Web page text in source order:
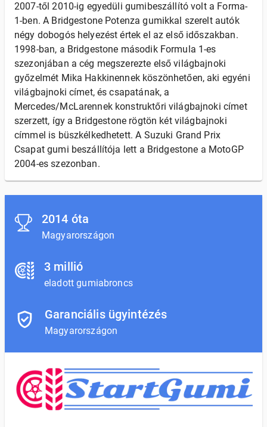
2007-től 2010-ig egyedüli gumibeszállító volt a Forma-
1-ben. A Bridgestone Potenza gumikkal szerelt autók
négy dobogós helyezést értek el az első időszakban.
1998-ban, a Bridgestone második Formula 1-es
szezonjában a cég megszerezte első világbajnoki
győzelmét Mika Hakkinennek köszönhetően, aki egyéni
világbajnoki címet, és csapatának, a
Mercedes/McLarennek konstruktőri világbajnoki címet
szerzett, így a Bridgestone rögtön két világbajnoki
címmel is büszkélkedhetett. A Suzuki Grand Prix
Csapat gumi beszállítója lett a Bridgestone a MotoGP
2004-es szezonban.
2014 óta
Magyarországon
3 millió
eladott gumiabroncs
Garanciális ügyintézés
Magyarországon